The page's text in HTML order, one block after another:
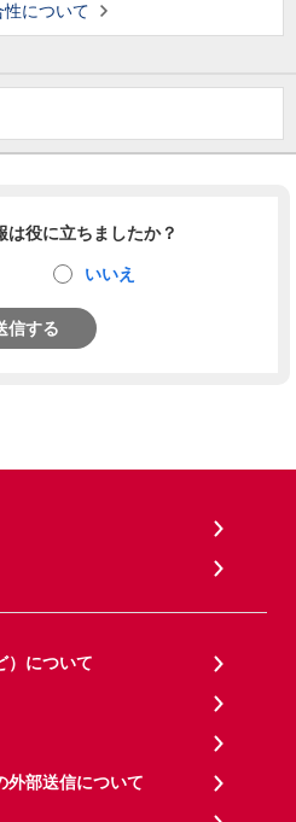
について
は役に立ちましたか？
いいえ
信する
）について
外部送信について